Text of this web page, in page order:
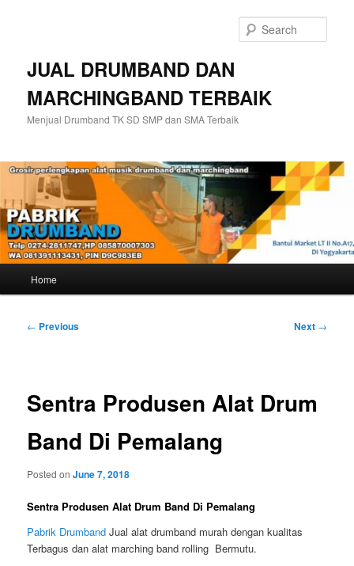
JUAL DRUMBAND DAN
MARCHINGBAND TERBAIK
Menjual Drumband TK SD SMP dan SMA Terbaik
Home
Post
← Previous Next →
Sentra Produsen Alat Drum
Band Di Pemalang
Posted onJune 7, 2018
Sentra Produsen Alat Drum Band Di Pemalang
Pabrik Drumband Jual alat drumband murah dengan kualitas
Terbagus dan alat marching band rolling Bermutu.